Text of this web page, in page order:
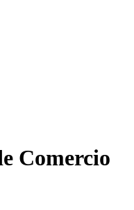
Comercio